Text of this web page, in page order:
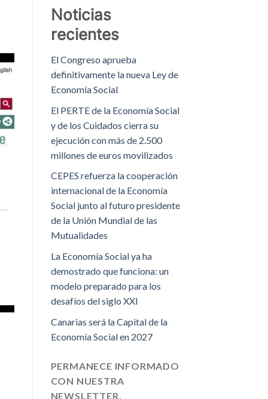
Noticias
recientes
El Congreso aprueba
definitivamente la nueva Ley de
Economía Social
El PERTE de la Economía Social
y de los Cuidados cierra su
ejecución con más de 2.500
millones de euros movilizados
CEPES refuerza la cooperación
internacional de la Economía
Social junto al futuro presidente
de la Unión Mundial de las
Mutualidades
La Economía Social ya ha
demostrado que funciona: un
modelo preparado para los
desafíos del siglo XXI
Canarias será la Capital de la
Economía Social en 2027
PERMANECE INFORMADO
CON NUESTRA
NEWSLETTER.